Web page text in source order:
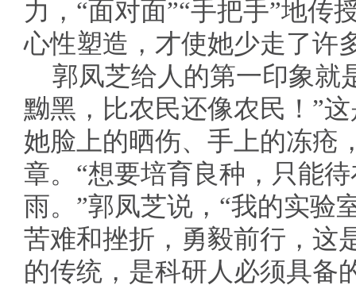
力，“面对面”“手把手”地传
心性塑造，才使她少走了许
郭凤芝给人的第一印象就
黝黑，比农民还像农民！”
她脸上的晒伤、手上的冻疮
章。“想要培育良种，只能
雨。”郭凤芝说，“我的实验
苦难和挫折，勇毅前行，这
的传统，是科研人必须具备